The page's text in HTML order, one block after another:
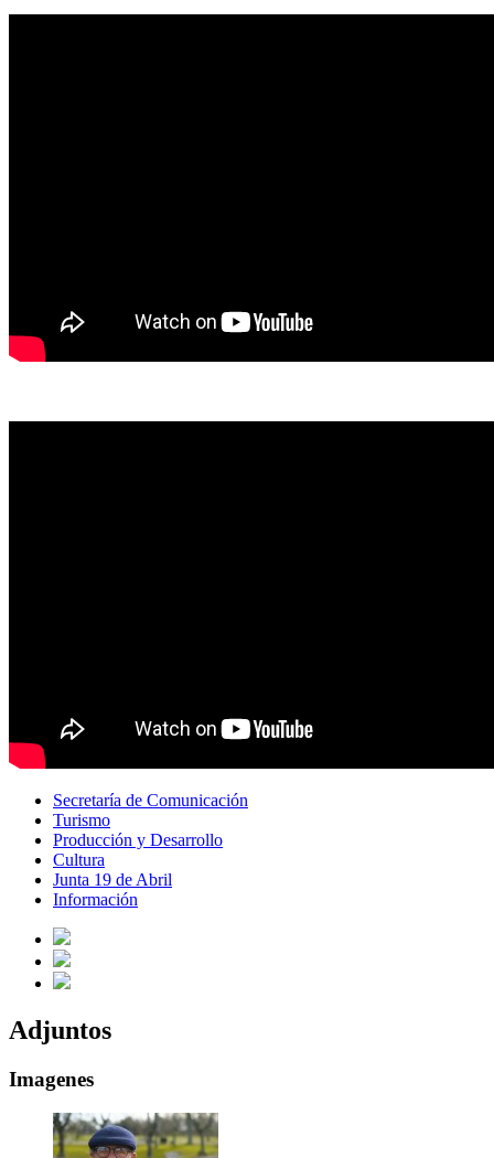
Secretaría de Comunicación
Turismo
Producción y Desarrollo
Cultura
Junta 19 de Abril
Información
Adjuntos
Imagenes